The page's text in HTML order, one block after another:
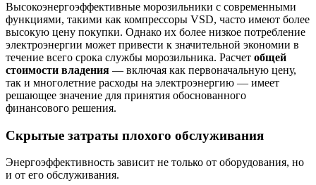
Высокоэнергоэффективные морозильники с современными
функциями, такими как компрессоры VSD, часто имеют более
высокую цену покупки. Однако их более низкое потребление
электроэнергии может привести к значительной экономии в
течение всего срока службы морозильника. Расчет общей
стоимости владения — включая как первоначальную цену,
так и многолетние расходы на электроэнергию — имеет
решающее значение для принятия обоснованного
финансового решения.
Скрытые затраты плохого обслуживания
Энергоэффективность зависит не только от оборудования, но
и от его обслуживания.